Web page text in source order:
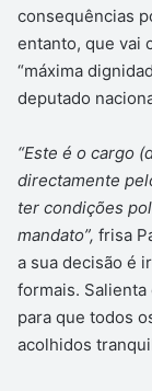
consequências
entanto, que vai
“máxima
deputado
“Este é o cargo
directamente
ter condições
mandato”, frisa
a sua decisão é
formais. Salienta
para que todos
acolhidos